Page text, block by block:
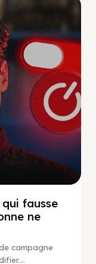
Social Scaling
fausse
ne
campagne